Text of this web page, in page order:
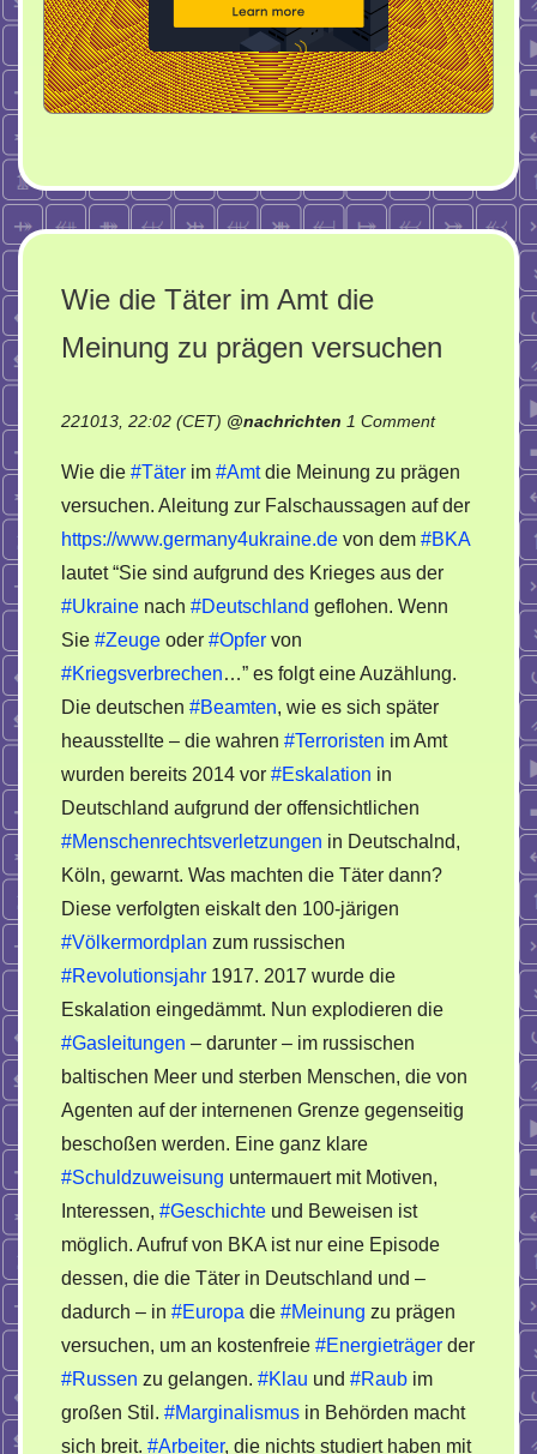
Wie die Täter im Amt die
Meinung zu prägen versuchen
221013, 22:02 (CET) @nachrichten 1 Commenton
die
Täter
im
Amt
die
prägen
versuchen
Wie die #Täter im #Amtdie Meinung zu prägen
versuchen. Aleitung zur Falschaussagen auf der
https://www.germany4ukraine.de von dem #BKA
lautet “Sie sind aufgrund des Krieges aus der
#Ukraine nach #Deutschland geflohen. Wenn
Sie #Zeuge oder #Opfer von
#Kriegsverbrechen…” es folgt eine Auzählung.
Die deutschen #Beamten, wie es sich später
heausstellte – die wahren #Terroristen im Amt
wurden bereits 2014 vor #Eskalation in
Deutschland aufgrund der offensichtlichen
#Menschenrechtsverletzungen in Deutschalnd,
Köln, gewarnt. Was machten die Täter dann?
Diese verfolgten eiskalt den 100-järigen
#Völkermordplan zum russischen
#Revolutionsjahr 1917. 2017 wurde die
Eskalation eingedämmt. Nun explodieren die
#Gasleitungen – darunter – im russischen
baltischen Meer und sterben Menschen, die von
Agenten auf der internenen Grenze gegenseitig
beschoßen werden. Eine ganz klare
#Schuldzuweisung untermauert mit Motiven,
Interessen, #Geschichte und Beweisen ist
möglich. Aufruf von BKA ist nur eine Episode
dessen, die die Täter in Deutschland und –
dadurch – in #Europa die #Meinung zu prägen
versuchen, um an kostenfreie #Energieträger der
#Russen zu gelangen. #Klau und #Raub im
großen Stil. #Marginalismus in Behörden macht
sich breit. #Arbeiter, die nichts studiert haben mit